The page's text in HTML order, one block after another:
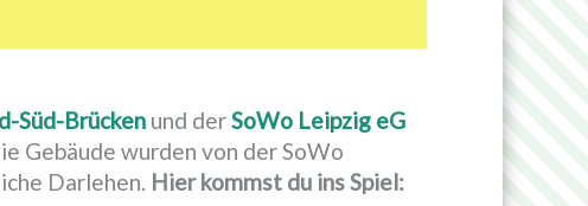
Süd-Brücken und derSoWo Leipzig eG
Gebäude wurden von der SoWo
Darlehen. Hier kommst du ins Spiel: